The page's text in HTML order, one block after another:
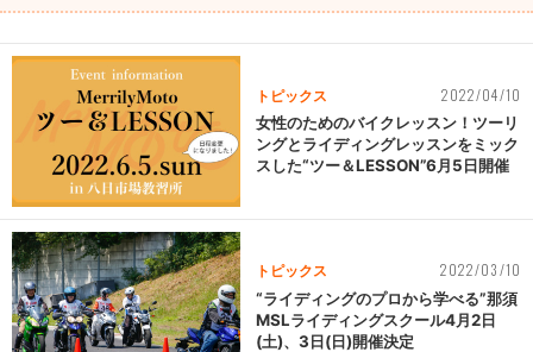
トピックス 2022/04/10
女性のためのバイクレッスン！ツーリ
ングとライディングレッスンをミック
スした“ツー＆LESSON”6月5日開催
トピックス 2022/03/10
“ライディングのプロから学べる”那須
MSLライディングスクール4月2日
(土)、3日(日)開催決定